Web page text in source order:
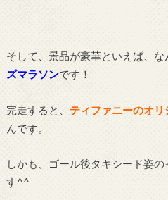
そして、景品が豪華といえば、な
ズマラソンです！
完走すると、 ティファニーのオリ
んです。
しかも、ゴール後タキシード姿
す^^